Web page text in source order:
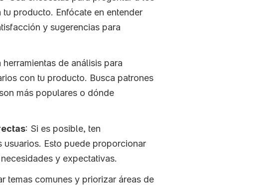
producto. Enfócate en entender
y sugerencias para
herramientas de análisis para
con tu producto. Busca patrones
más populares o dónde
: Si es posible, ten
Esto puede proporcionar
y expectativas.
temas comunes y priorizar áreas de